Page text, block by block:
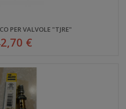
PER VALVOLE "TJRE"
€